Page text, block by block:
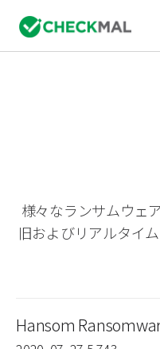
様々なランサムウェ
旧およびリアルタイ
Hansom